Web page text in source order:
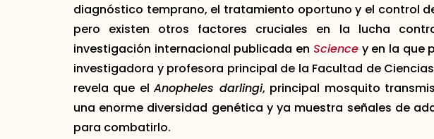
diagnóstico temprano, el tratamiento oportuno y el control
pero existen otros factores cruciales en la lucha
investigación internacional publicada en Sciencey en la que
investigadora y profesora principal de la Facultad de
revela que elAnopheles darlingi, principal mosquito
una enorme diversidad genética y ya muestra señales de
para combatirlo.